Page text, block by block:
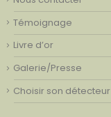
Témoignage
Livre d’or
Galerie/Presse
Choisir son détecteur